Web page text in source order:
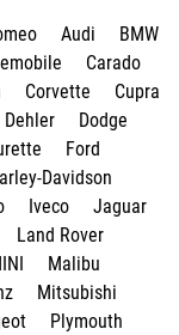
Audi
BMW
Carado
Corvette
Cupra
Dehler
Dodge
Ford
Davidson
Iveco
Jaguar
Land Rover
Malibu
Mitsubishi
Plymouth